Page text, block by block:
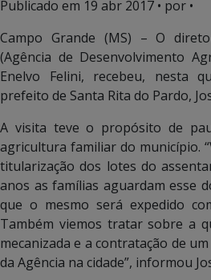
Publicado em 19 abr 2017 • por •
Campo Grande (MS) – O
(Agência de Desenvolvimento
Enelvo Felini, recebeu, nesta
prefeito de Santa Rita do Pardo,
A visita teve o propósito de
agricultura familiar do município.
titularização dos lotes do
anos as famílias aguardam esse
que o mesmo será expedido
Também viemos tratar sobre a
mecanizada e a contratação de
da Agência na cidade”, informou